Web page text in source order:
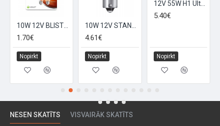
10W 12V BLISTER STANDARTLAMPA 2gb. OSRAM
1.70€
Nopirkt
4.61€
Nopirkt
12V 55W H1 Ultra Life Duo OSRAM
5.40€
Nopirkt
NESEN SKATĪTS VISVAIRĀK SKATĪTS